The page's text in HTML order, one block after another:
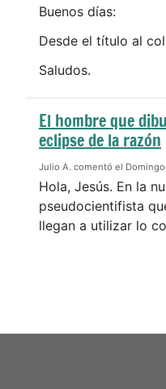
Buenos días:
Desde el título al
Saludos.
El hombre que
eclipse de la razón
Julio A. comentó el
Hola, Jesús. En la
pseudocientifista
llegan a utilizar lo